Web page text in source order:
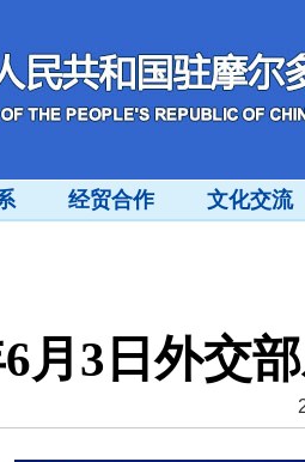
经贸合作 文化交流
月3日外交